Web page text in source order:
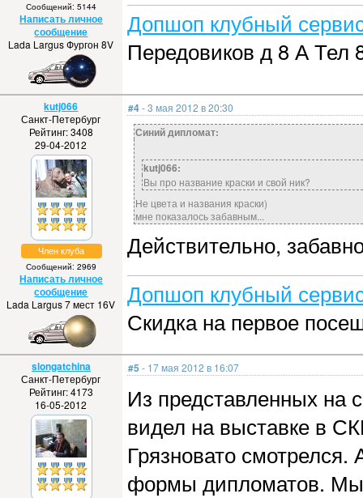
Сообщений: 5144
Написать личное
сообщение
Lada Largus Фургон 8V
Допшоп клубный
Передовиков д 8 А Тел
kutj066
Санкт-Петербург
Рейтинг: 3408
29-04-2012
Член клуба
Сообщений: 2969
Написать личное
сообщение
Lada Largus 7 мест 16V
#4- 3 мая 2012 в 20:30
Синий дипломат:
kutj066:
Вы про название краски и свой ник?
Не цвета и названия краски)
мне показалось забавным...
Действительно,
Допшоп клубный
Скидка на первое
slongatchina
Санкт-Петербург
Рейтинг: 4173
16-05-2012
#5 - 17 мая 2012 в 16:07
Из представленных на
видел на выставке в
Грязновато смотрелся.
формы дипломатов. Мы